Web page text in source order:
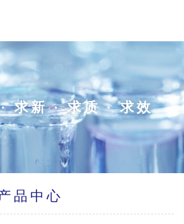
求新 · 求质 · 求效
品中心